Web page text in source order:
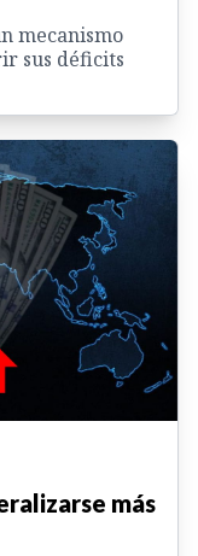
mecanismo
sus déficits
más